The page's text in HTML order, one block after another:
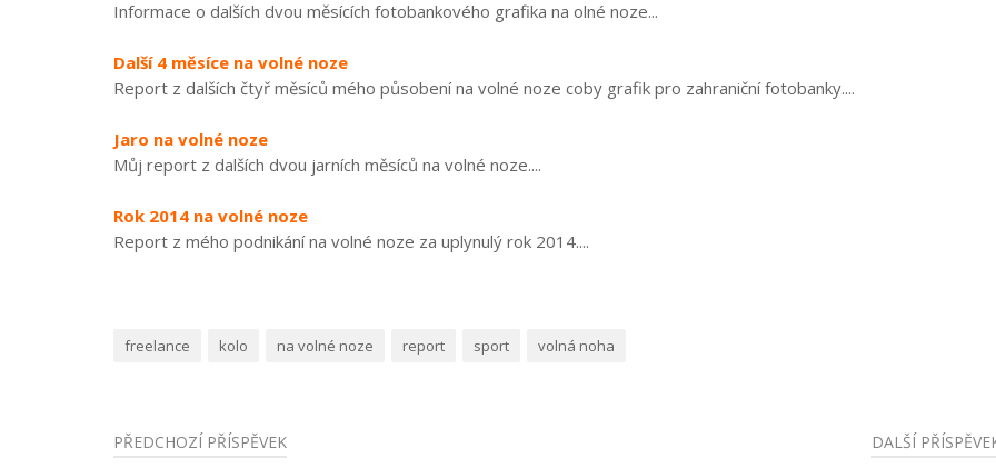
Informace o dalších dvou měsících fotobankového grafika na olné noze...
Další 4 měsíce na volné noze
Report z dalších čtyř měsíců mého působení na volné noze coby grafik pro zahraniční fotobanky....
Jaro na volné noze
Můj report z dalších dvou jarních měsíců na volné noze....
Rok 2014 na volné noze
Report z mého podnikání na volné noze za uplynulý rok 2014....
freelance kolo na volné noze report sport volná noha
Navigace
PŘEDCHOZÍ PŘÍSPĚVEK DALŠÍ